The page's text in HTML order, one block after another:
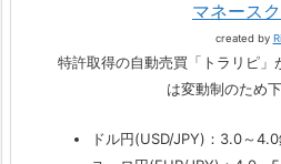
マネース
created by
特許取得の自動売買「トラリピ」
は変動制のため下
ドル円(USD/JPY)：3.0～4.0